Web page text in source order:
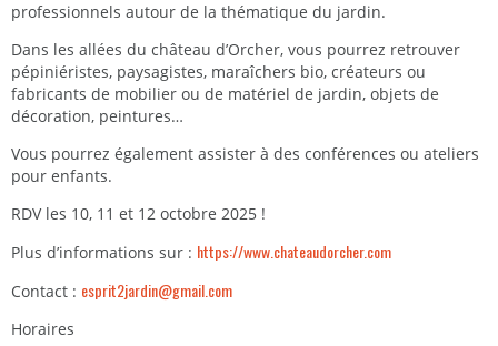
professionnels autour de la thématique du jardin.
Dans les allées du château d’Orcher, vous pourrez retrouver
pépiniéristes, paysagistes, maraîchers bio, créateurs ou
fabricants de mobilier ou de matériel de jardin, objets de
décoration, peintures…
Vous pourrez également assister à des conférences ou ateliers
pour enfants.
RDV les 10, 11 et 12 octobre 2025 !
Plus d’informations sur : https://www.chateaudorcher.com
Contact : esprit2jardin@gmail.com
Horaires